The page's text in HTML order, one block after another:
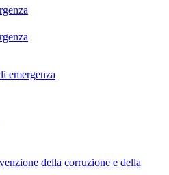
emergenza
della corruzione e della